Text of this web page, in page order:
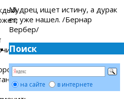
Мудрец ищет истину, а дурак
ее уже нашел. /Бернар
Вербер/
Поиск
на сайте в интернете